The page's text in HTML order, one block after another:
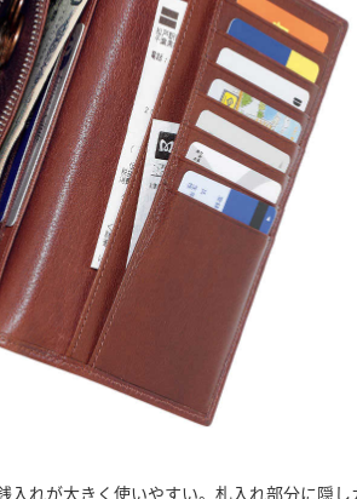
れが大きく使いやすい。札入れ部分に隠し